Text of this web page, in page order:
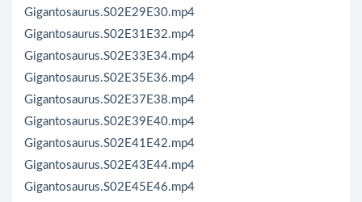
Gigantosaurus.S02E29E30.mp4
Gigantosaurus.S02E31E32.mp4
Gigantosaurus.S02E33E34.mp4
Gigantosaurus.S02E35E36.mp4
Gigantosaurus.S02E37E38.mp4
Gigantosaurus.S02E39E40.mp4
Gigantosaurus.S02E41E42.mp4
Gigantosaurus.S02E43E44.mp4
Gigantosaurus.S02E45E46.mp4